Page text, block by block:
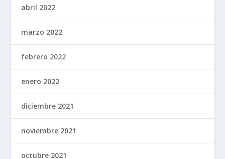
abril 2022
marzo 2022
febrero 2022
enero 2022
diciembre 2021
noviembre 2021
octubre 2021